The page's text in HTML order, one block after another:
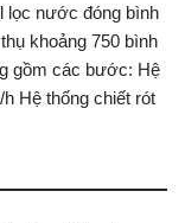
lọc nước đóng bình
khoảng 750 bình
gồm các bước: Hệ
Hệ thống chiết rót